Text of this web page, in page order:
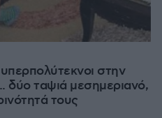
στην
δύο ταψιά μεσημεριανό,
τους